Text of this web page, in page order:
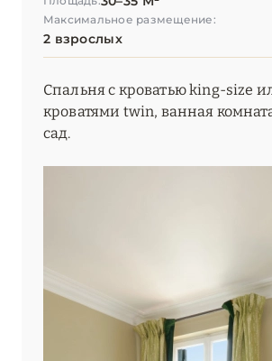
Максимальное размещение:
2 взрослых
Спальня с кроватью king-size
кроватями twin, ванная
сад.